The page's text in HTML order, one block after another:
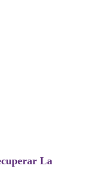
La